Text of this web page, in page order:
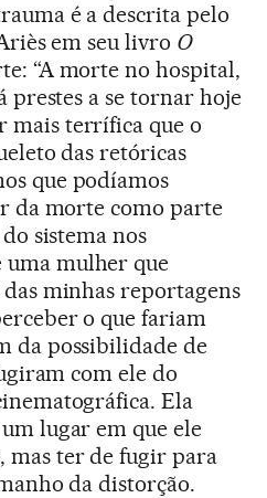
é a descrita pelo
em seu livro O
“A morte no hospital,
prestes a se tornar hoje
mais terrífica que o
das retóricas
que podíamos
da morte como parte
sistema nos
uma mulher que
minhas reportagens
o que fariam
da possibilidade de
com ele do
Ela
lugar em que ele
mas ter de fugir para
da distorção.